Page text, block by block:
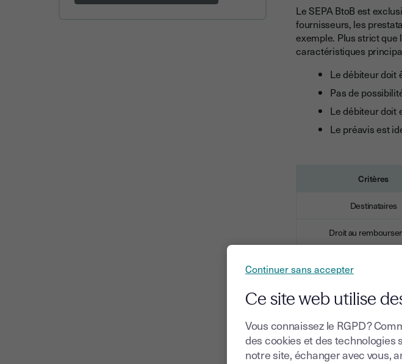
Le SEPA BtoB est
fournisseurs, les
exemple. Plus strict que
caractéristiques
Le débiteur doit
Pas de
Le débiteur doit
Le préavis est
Critères
Destinataires
Droit au
Continuer sans accepter
Ce site web utilise
Vous connaissez le RGPD ?
des cookies et des
notre site, échanger avec vous,